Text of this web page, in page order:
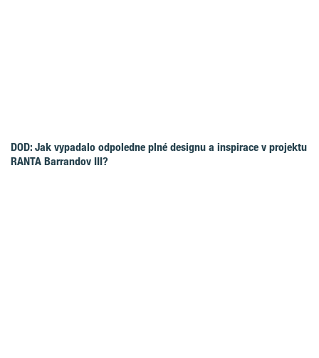
DOD: Jak vypadalo odpoledne plné designu a inspirace v projektu
RANTA Barrandov III?